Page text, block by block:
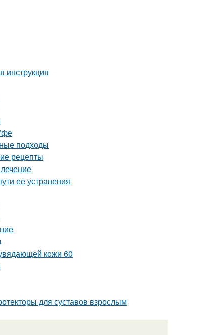
инструкция
подходы
рецепты
ее устранения
кожи 60
для суставов взрослым